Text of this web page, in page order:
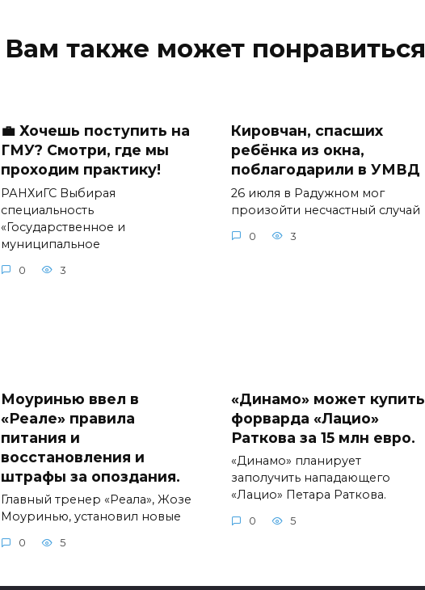
Вам также может понравиться
💼 Хочешь поступить на
ГМУ? Смотри, где мы
проходим практику!
РАНХиГС Выбирая
специальность
«Государственное и
муниципальное
0 3
Кировчан, спасших
ребёнка из окна,
поблагодарили в УМВД
26 июля в Радужном мог
произойти несчастный случай
0 3
Моуринью ввел в
«Реале» правила
питания и
восстановления и
штрафы за опоздания.
Главный тренер «Реала», Жозе
Моуринью, установил новые
0 5
«Динамо» может купить
форварда «Лацио»
Раткова за 15 млн евро.
«Динамо» планирует
заполучить нападающего
«Лацио» Петара Раткова.
0 5